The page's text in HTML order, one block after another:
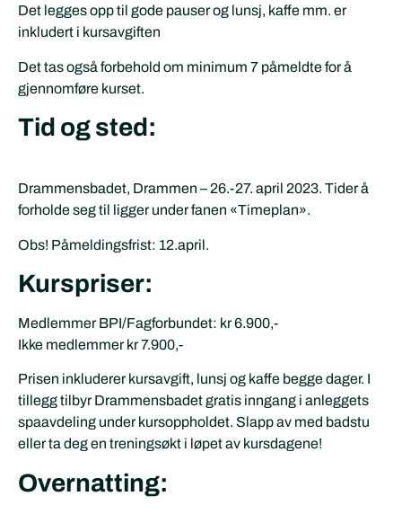
Det legges opp til gode pauser og lunsj, kaffe mm. er
inkludert i kursavgiften
Det tas også forbehold om minimum 7 påmeldte for å
gjennomføre kurset.
Tid og sted:
Drammensbadet, Drammen – 26.-27. april 2023. Tider å
forholde seg til ligger under fanen «Timeplan».
Obs! Påmeldingsfrist: 12.april.
Kurspriser:
Medlemmer BPI/Fagforbundet: kr 6.900,-
Ikke medlemmer kr 7.900,-
Prisen inkluderer kursavgift, lunsj og kaffe begge dager. I
tillegg tilbyr Drammensbadet gratis inngang i anleggets
spaavdeling under kursoppholdet. Slapp av med badstu
eller ta deg en treningsøkt i løpet av kursdagene!
Overnatting: